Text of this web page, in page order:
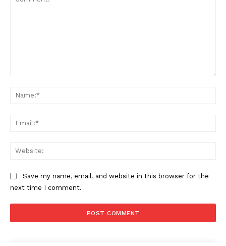
Save my name, email, and website in this browser for the
next time I comment.